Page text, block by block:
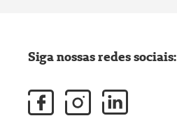
Siga nossas redes sociais: